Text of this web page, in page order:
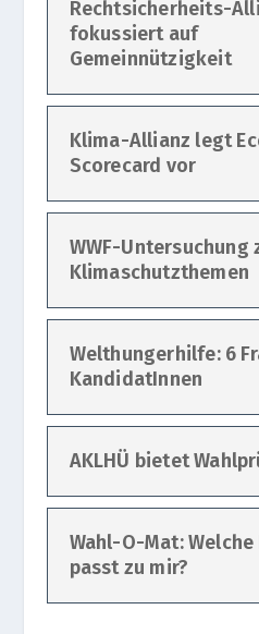
Rechtsicherheits-
fokussiert auf
Gemeinnützigkeit
Klima-Allianz legt
Scorecard vor
WWF-Untersuchung
Klimaschutzthemen
Welthungerhilfe: 6
KandidatInnen
AKLHÜ bietet
Wahl-O-Mat: Welche
passt zu mir?